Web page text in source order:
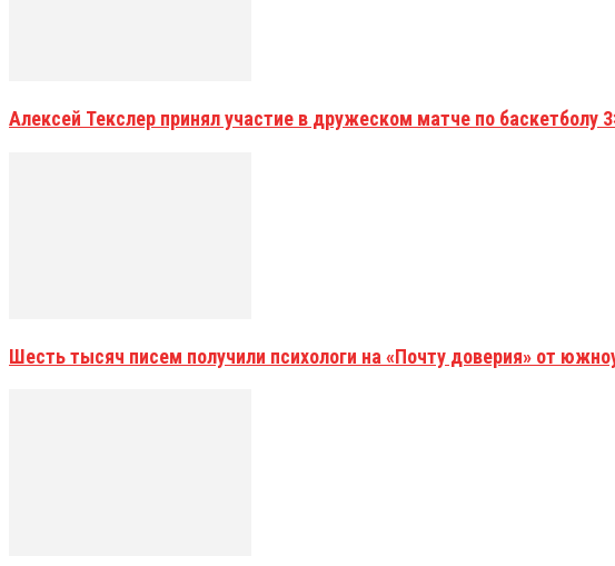
Алексей Текслер принял участие в дружеском матче по баскетболу
Шесть тысяч писем получили психологи на «Почту доверия» от